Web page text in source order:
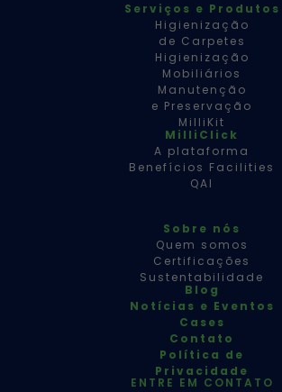
Serviços e Produtos
Higienização
de Carpetes
Higienização
Mobiliários
Manutenção
e Preservação
MilliKit
MilliClick
A plataforma
Benefícios Facilities
QAI
Sobre nós
Quem somos
Certificações
Sustentabilidade
Blog
Notícias e Eventos
Cases
Contato
Política de
Privacidade
ENTRE EM CONTATO